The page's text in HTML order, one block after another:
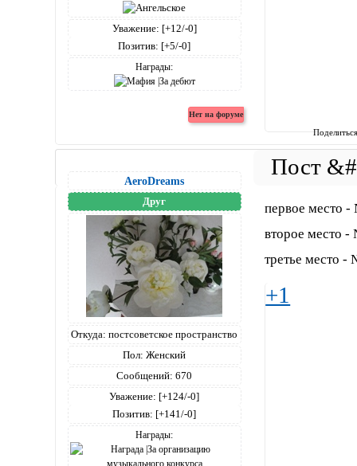
Уважение: [+12/-0]
Позитив: [+5/-0]
Награды:
AeroDreams
Друг
Откуда: постсоветское пространство
Пол: Женский
Сообщений: 670
Уважение: [+124/-0]
Позитив: [+141/-0]
Награды:
первое место
второе место
третье место -
+1